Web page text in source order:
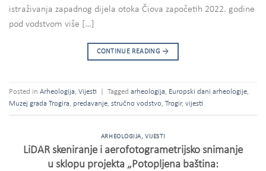
istraživanja zapadnog dijela otoka Čiova započetih 2022. godine
pod vodstvom više […]
CONTINUE READING →
Posted in Arheologija, Vijesti Tagged arheologija, Europski dani arheologije,
Muzej grada Trogira, predavanje, stručno vodstvo, Trogir, vijesti
ARHEOLOGIJA,VIJESTI
LiDAR skeniranje i aerofotogrametrijsko snimanje
u sklopu projekta „Potopljena baština: